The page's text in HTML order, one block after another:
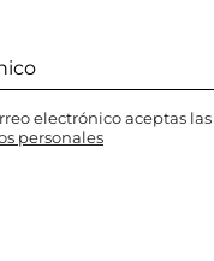
electrónico aceptas las
personales